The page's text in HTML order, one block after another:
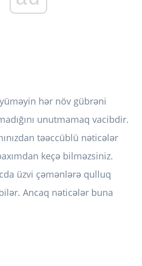
hər növ gübrəni
unutmamaq vacibdir.
təəccüblü nəticələr
keçə bilməzsiniz.
üzvi çəmənlərə qulluq
Ancaq nəticələr buna